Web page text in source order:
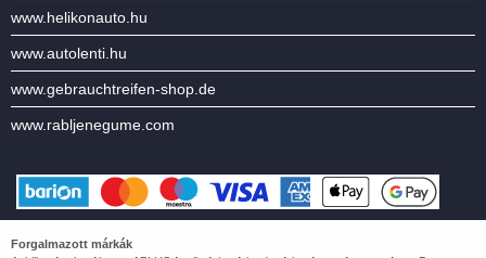
www.helikonauto.hu
www.autolenti.hu
www.gebrauchtreifen-shop.de
www.rabljenegume.com
Forgalmazott márkák